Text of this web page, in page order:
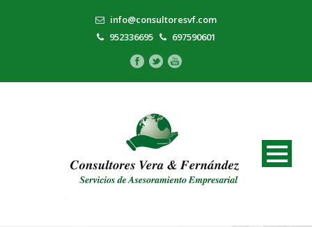
info@consultoresvf.com
952336695
697590601